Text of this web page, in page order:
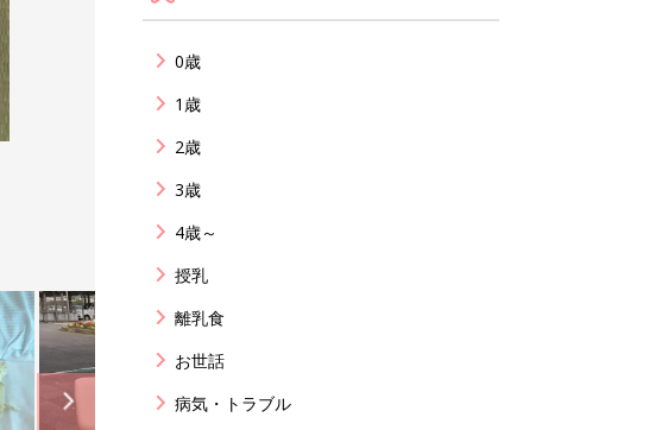
0歳
1歳
2歳
3歳
4歳～
授乳
離乳食
お世話
病気・トラブル